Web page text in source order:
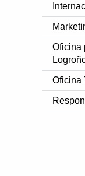
Oficina
Oficina